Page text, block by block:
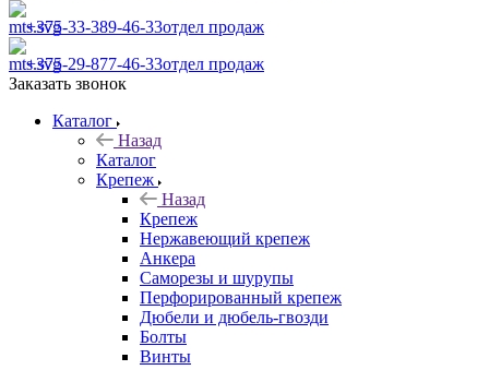
+375-33-389-46-33отдел продаж
+375-29-877-46-33отдел продаж
Заказать звонок
Каталог
Назад
Каталог
Крепеж
Назад
Крепеж
Нержавеющий крепеж
Анкера
Саморезы и шурупы
Перфорированный крепеж
Дюбели и дюбель-гвозди
Болты
Винты